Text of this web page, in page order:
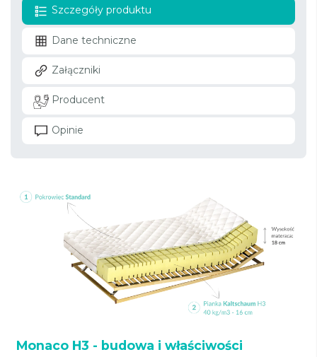
Szczegóły produktu
Dane techniczne
Załączniki
Producent
Opinie
Monaco H3 - budowa i właściwości